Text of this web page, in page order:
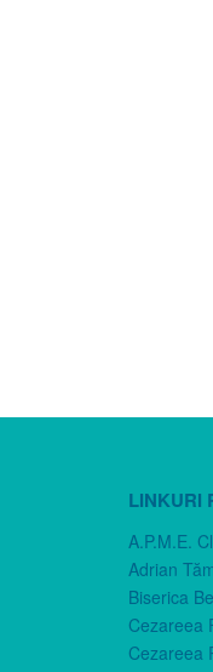
LINKURI
A.P.M.E.
Adrian
Biserica
Cezareea
Cezareea